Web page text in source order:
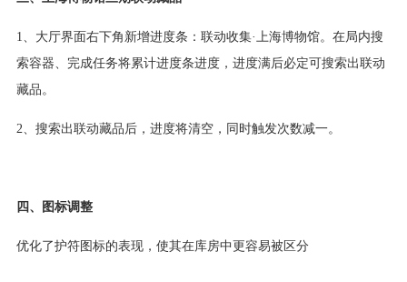
1、大厅界面右下角新增进度条：联动收集·上海博物馆。在局内搜
索容器、完成任务将累计进度条进度，进度满后必定可搜索出联动
藏品。
2、搜索出联动藏品后，进度将清空，同时触发次数减一。
四、图标调整
优化了护符图标的表现，使其在库房中更容易被区分